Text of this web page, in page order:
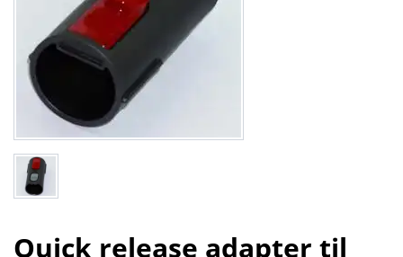
Quick release adapter til